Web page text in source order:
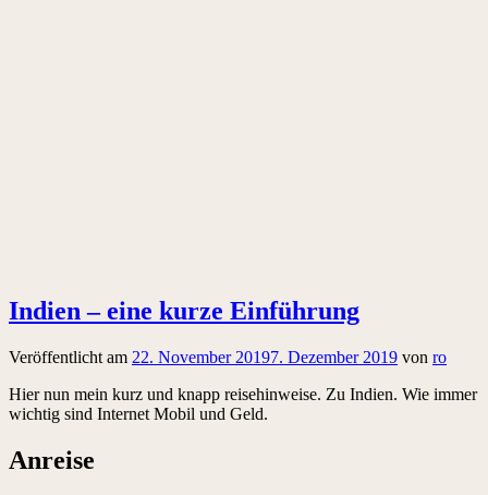
Indien – eine kurze Einführung
Veröffentlicht am 22. November 20197. Dezember 2019 von ro
Hier nun mein kurz und knapp reisehinweise. Zu Indien. Wie immer
wichtig sind Internet Mobil und Geld.
Anreise